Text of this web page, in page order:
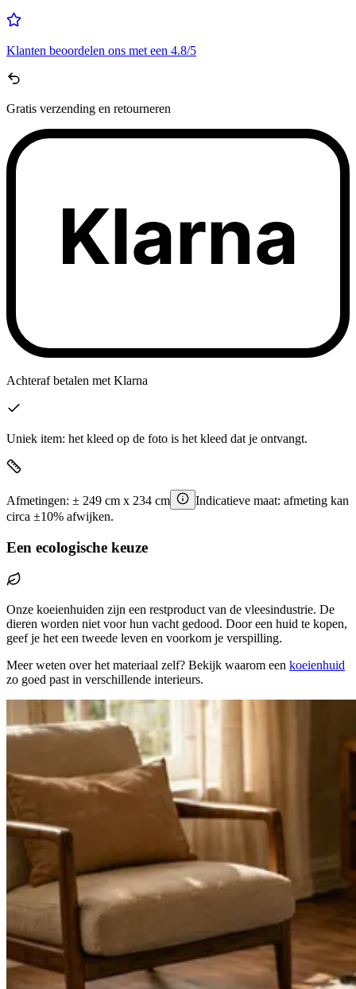
Klanten beoordelen ons met een 4.8/5
Gratis verzending en retourneren
Klarna
Achteraf betalen met Klarna
Uniek item: het kleed op de foto is het kleed dat je ontvangt.
Afmetingen: ± 249 cm x 234 cm
Indicatieve maat: afmeting kan
circa ±10% afwijken.
Een ecologische keuze
Onze koeienhuiden zijn een restproduct van de vleesindustrie. De
dieren worden niet voor hun vacht gedood. Door een huid te kopen,
geef je het een tweede leven en voorkom je verspilling.
Meer weten over het materiaal zelf? Bekijk waarom een koeienhuid
zo goed past in verschillende interieurs.